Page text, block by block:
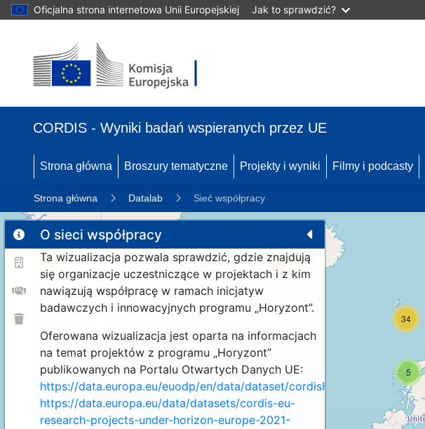
Oficjalna strona internetowa Unii Europejskiej Jak to sprawdzić?
CORDIS - Wyniki badań wspieranych przez UE
Strona główna Broszury tematyczne Projekty i wyniki Filmy i podcasty
Strona główna Datalab Sieć współpracy
O sieci współpracy
Ta wizualizacja pozwala sprawdzić, gdzie znajdują
się organizacje uczestniczące w projektach i z kim
nawiązują współpracę w ramach inicjatyw
badawczych i innowacyjnych programu „Horyzont”.
Oferowana wizualizacja jest oparta na informacjach
na temat projektów z programu „Horyzont”
publikowanych na Portalu Otwartych Danych UE:
https://data.europa.eu/euodp/en/data/dataset/cordisH2020projects.
https://data.europa.eu/data/datasets/cordis-eu-
research-projects-under-horizon-europe-2021-
192
11
5
34